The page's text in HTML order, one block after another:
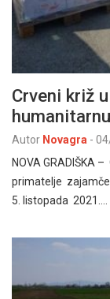
Crveni križ
Autor Novagra -
NOVA GRADIŠKA
primatelje
5. listopada 2021.…